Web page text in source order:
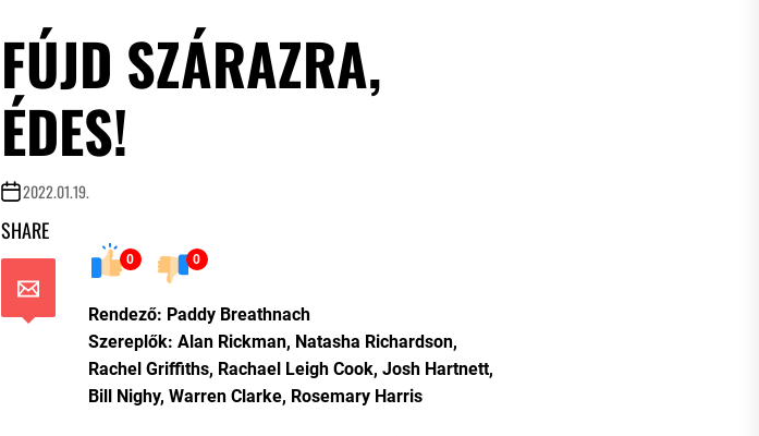
FÚJD SZÁRAZRA,
ÉDES!
2022.01.19.
SHARE
0 0
Rendező: Paddy Breathnach
Szereplők: Alan Rickman, Natasha Richardson,
Rachel Griffiths, Rachael Leigh Cook, Josh Hartnett,
Bill Nighy, Warren Clarke, Rosemary Harris